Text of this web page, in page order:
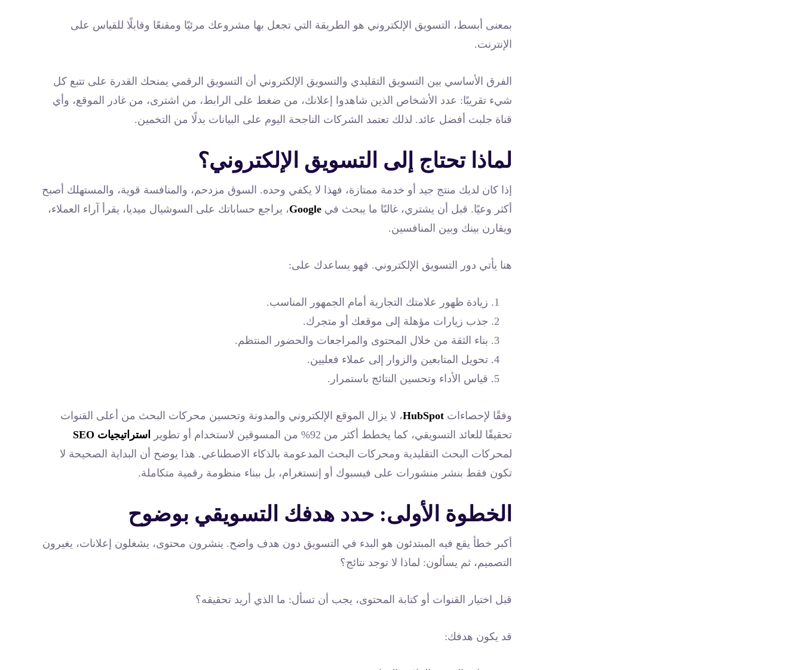
بمعنى أبسط، التسويق الإلكتروني هو الطريقة التي تجعل بها مشروعك مرئيًا ومقنعًا وقابلًا للقياس على
الإنترنت.
الفرق الأساسي بين التسويق التقليدي والتسويق الإلكتروني أن التسويق الرقمي يمنحك القدرة على تتبع كل
شيء تقريبًا: عدد الأشخاص الذين شاهدوا إعلانك، من ضغط على الرابط، من اشترى، من غادر الموقع، وأي
قناة جلبت أفضل عائد. لذلك تعتمد الشركات الناجحة اليوم على البيانات بدلًا من التخمين.
لماذا تحتاج إلى التسويق الإلكتروني؟
إذا كان لديك منتج جيد أو خدمة ممتازة، فهذا لا يكفي وحده. السوق مزدحم، والمنافسة قوية، والمستهلك أصبح
أكثر وعيًا. قبل أن يشتري، غالبًا ما يبحث في Google، يراجع حساباتك على السوشيال ميديا، يقرأ آراء العملاء،
ويقارن بينك وبين المنافسين.
هنا يأتي دور التسويق الإلكتروني. فهو يساعدك على:
زيادة ظهور علامتك التجارية أمام الجمهور المناسب.
جذب زيارات مؤهلة إلى موقعك أو متجرك.
بناء الثقة من خلال المحتوى والمراجعات والحضور المنتظم.
تحويل المتابعين والزوار إلى عملاء فعليين.
قياس الأداء وتحسين النتائج باستمرار.
وفقًا لإحصاءات HubSpot، لا يزال الموقع الإلكتروني والمدونة وتحسين محركات البحث من أعلى القنوات
تحقيقًا للعائد التسويقي، كما يخطط أكثر من 92% من المسوقين لاستخدام أو تطوير
استراتيجيات SEO
لمحركات البحث التقليدية ومحركات البحث المدعومة بالذكاء الاصطناعي. هذا يوضح أن البداية الصحيحة لا
تكون فقط بنشر منشورات على فيسبوك أو إنستغرام، بل ببناء منظومة رقمية متكاملة.
الخطوة الأولى: حدد هدفك التسويقي بوضوح
أكبر خطأ يقع فيه المبتدئون هو البدء في التسويق دون هدف واضح. ينشرون محتوى، يشغلون إعلانات، يغيرون
التصميم، ثم يسألون: لماذا لا توجد نتائج؟
قبل اختيار القنوات أو كتابة المحتوى، يجب أن تسأل: ما الذي أريد تحقيقه؟
قد يكون هدفك: